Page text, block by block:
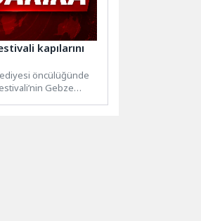
kapılarını
öncülüğünde
Gebze